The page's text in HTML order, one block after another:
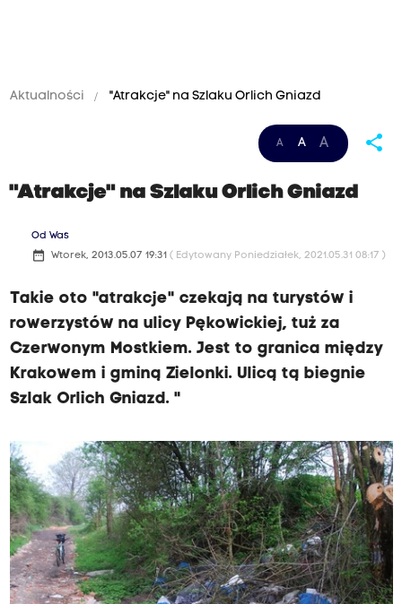
Aktualności "Atrakcje" na Szlaku Orlich Gniazd
A A A share
"Atrakcje" na Szlaku Orlich Gniazd
Od Was
date_range Wtorek, 2013.05.07 19:31 ( Edytowany Poniedziałek, 2021.05.31 08:17 )
Takie oto "atrakcje" czekają na turystów i
rowerzystów na ulicy Pękowickiej, tuż za
Czerwonym Mostkiem. Jest to granica między
Krakowem i gminą Zielonki. Ulicą tą biegnie
Szlak Orlich Gniazd. "